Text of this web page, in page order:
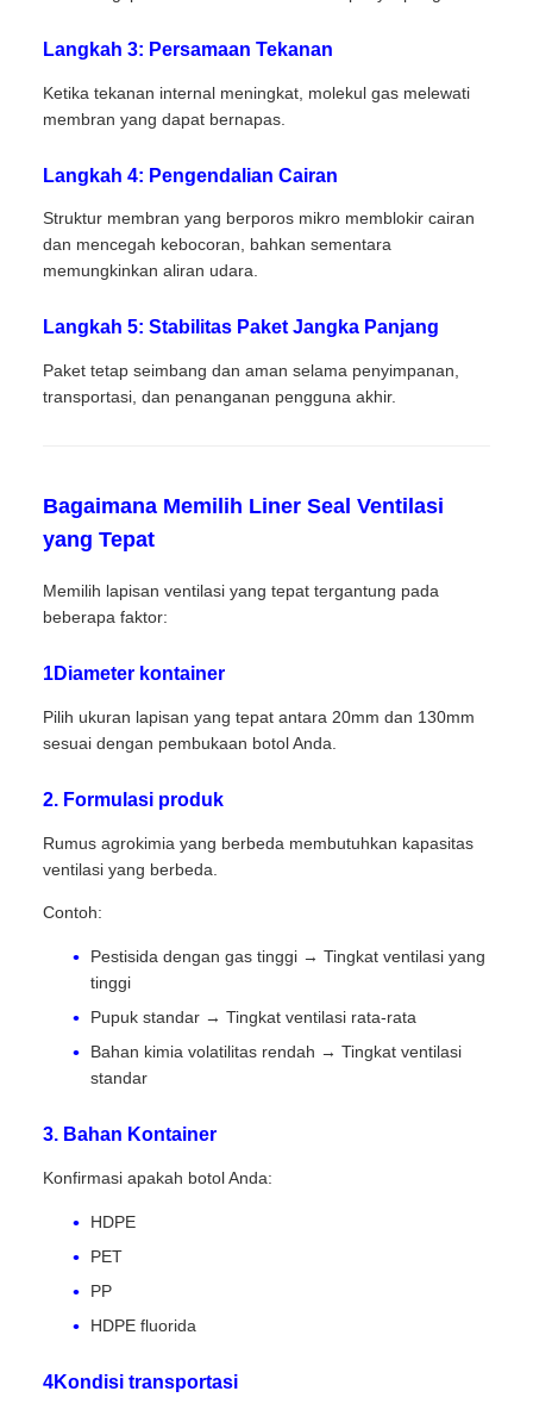
Langkah 3: Persamaan Tekanan
Ketika tekanan internal meningkat, molekul gas melewati
membran yang dapat bernapas.
Langkah 4: Pengendalian Cairan
Struktur membran yang berporos mikro memblokir cairan
dan mencegah kebocoran, bahkan sementara
memungkinkan aliran udara.
Langkah 5: Stabilitas Paket Jangka Panjang
Paket tetap seimbang dan aman selama penyimpanan,
transportasi, dan penanganan pengguna akhir.
Bagaimana Memilih Liner Seal Ventilasi
yang Tepat
Memilih lapisan ventilasi yang tepat tergantung pada
beberapa faktor:
1Diameter kontainer
Pilih ukuran lapisan yang tepat antara 20mm dan 130mm
sesuai dengan pembukaan botol Anda.
2. Formulasi produk
Rumus agrokimia yang berbeda membutuhkan kapasitas
ventilasi yang berbeda.
Contoh:
Pestisida dengan gas tinggi → Tingkat ventilasi yang
tinggi
Pupuk standar → Tingkat ventilasi rata-rata
Bahan kimia volatilitas rendah → Tingkat ventilasi
standar
3. Bahan Kontainer
Konfirmasi apakah botol Anda:
HDPE
PET
PP
HDPE fluorida
4Kondisi transportasi